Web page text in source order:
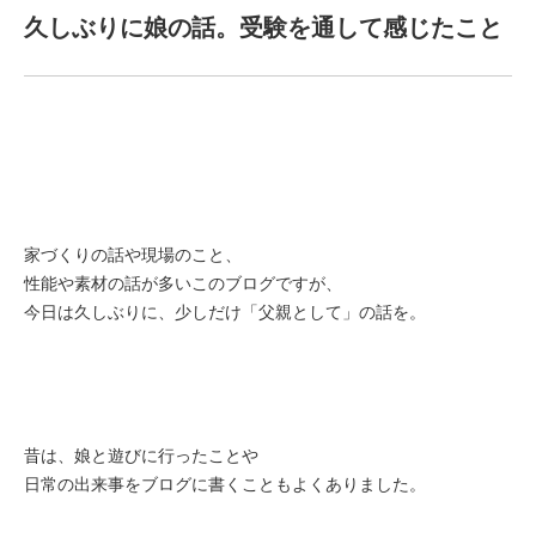
久しぶりに娘の話。受験を通して感じたこと
家づくりの話や現場のこと、
性能や素材の話が多いこのブログですが、
今日は久しぶりに、少しだけ「父親として」の話を。
昔は、娘と遊びに行ったことや
日常の出来事をブログに書くこともよくありました。